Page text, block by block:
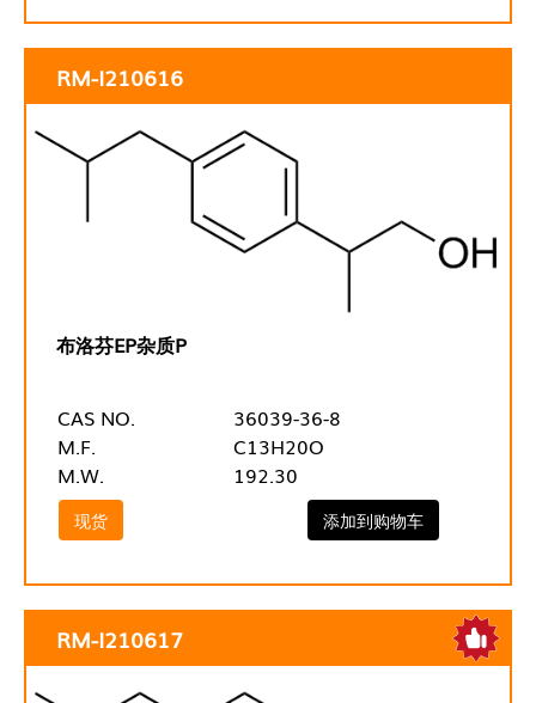
RM-I210616
布洛芬EP杂质P
CAS NO.
36039-36-8
M.F.
C13H20O
M.W.
192.30
现货 添加到购物车
RM-I210617